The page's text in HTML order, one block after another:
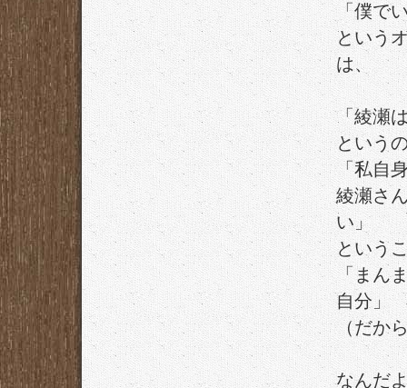
「僕で
という
は、
「綾瀬
という
「私自
綾瀬さ
い」
という
「まん
自分」
（だか
なんだ